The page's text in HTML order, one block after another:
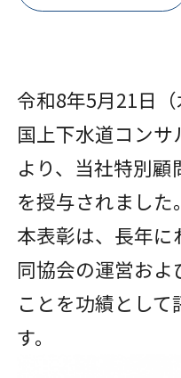
令和8年5月21日
国上下水道コン
より、当社特別
を授与されました。
本表彰は、長年に
同協会の運営およ
ことを功績とし
す。